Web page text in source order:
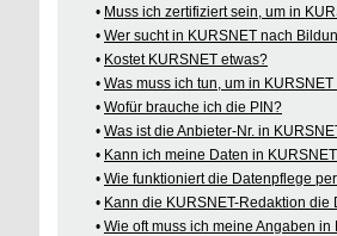
• Muss ich zertifiziert sein, um in
• Wer sucht in KURSNET nach
• Kostet KURSNET etwas?
• Was muss ich tun, um in
• Wofür brauche ich die PIN?
• Was ist die Anbieter-Nr. in
• Kann ich meine Daten in
• Wie funktioniert die Datenpflege
• Kann die KURSNET-Redaktion
• Wie oft muss ich meine Angaben